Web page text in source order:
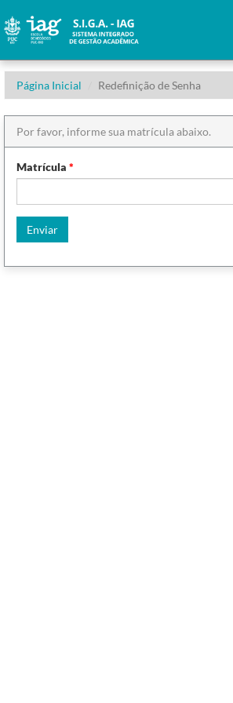
Página Inicial Redefinição de Senha
Por favor, informe sua matrícula abaixo.
Matrícula
Enviar